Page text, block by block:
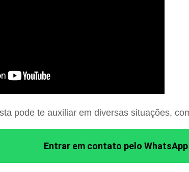
pode te auxiliar em diversas situações,
Entrar em contato pelo WhatsApp